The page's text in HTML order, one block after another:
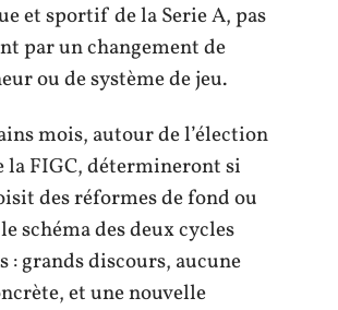
et sportif de la Serie A, pas
par un changement de
ou de système de jeu.
mois, autour de l’élection
la FIGC, détermineront si
des réformes de fond ou
schéma des deux cycles
: grands discours, aucune
et une nouvelle